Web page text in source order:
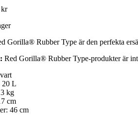
kr
Gorilla® Rubber Type är den perfekta
Red Gorilla® Rubber Type‑produkter är
20 L
kg
cm
46 cm